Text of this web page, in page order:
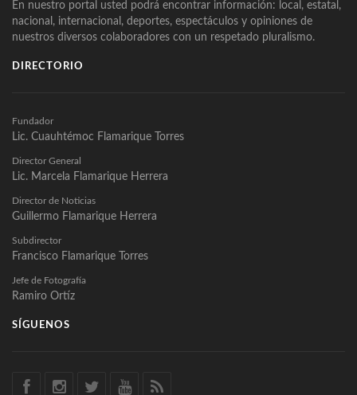
En nuestro portal usted podrá encontrar información: local, estatal,
nacional, internacional, deportes, espectáculos y opiniones de
nuestros diversos colaboradores con un respetado pluralismo.
DIRECTORIO
Fundador
Lic. Cuauhtémoc Flamarique Torres
Director General
Lic. Marcela Flamarique Herrera
Director de Noticias
Guillermo Flamarique Herrera
Subdirector
Francisco Flamarique Torres
Jefe de Fotografía
Ramiro Ortíz
SÍGUENOS